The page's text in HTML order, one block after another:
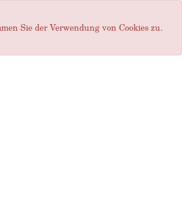
Sie der Verwendung von Cookies zu.